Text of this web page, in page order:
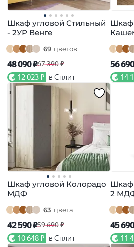
Шкаф угловой Стильный
- 2УР Венге
69 цветов
48 090 ₽67 390 ₽
12 023 ₽ в Сплит
Шкаф
56
14
Шкаф угловой Колорадо
МДФ
63 цвета
42 590 ₽59 690 ₽
10 648 ₽ в Сплит
Шкаф
2
45
11